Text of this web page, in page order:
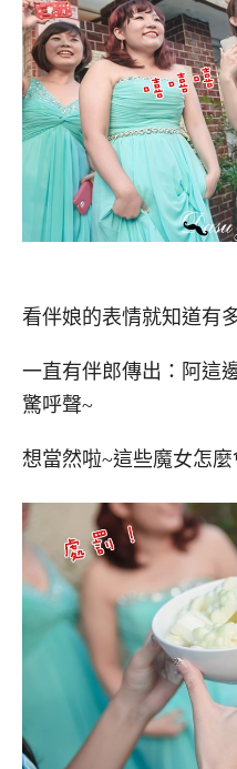
看伴娘的表情就知道有
一直有伴郎傳出：阿這
驚呼聲~
想當然啦~這些魔女怎麼